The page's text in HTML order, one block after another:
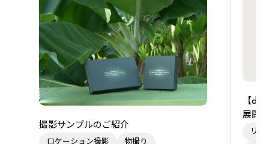
撮影サンプルのご紹介
ロケーション撮影 物撮り
【
展開
リー